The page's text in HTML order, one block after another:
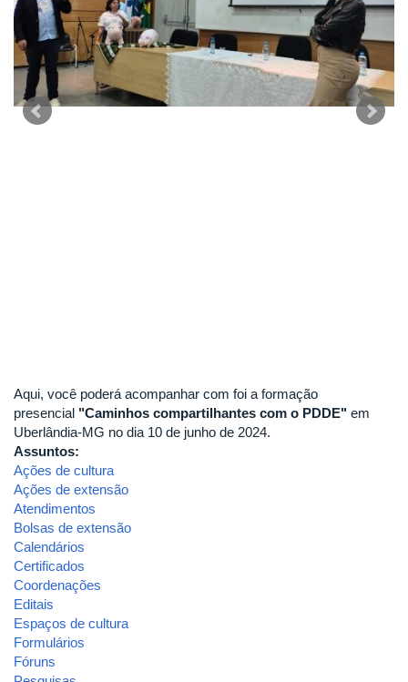
Aqui, você poderá acompanhar com foi a formação
presencial "Caminhos compartilhantes com o PDDE" em
Uberlândia-MG no dia 10 de junho de 2024.
Assuntos:
Ações de cultura
Ações de extensão
Atendimentos
Bolsas de extensão
Calendários
Certificados
Coordenações
Editais
Espaços de cultura
Formulários
Fóruns